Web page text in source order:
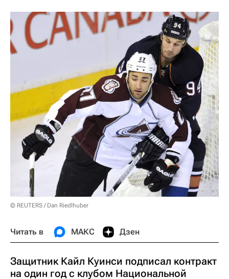
© REUTERS / Dan Riedlhuber
Читать в МАКС Дзен
Защитник Кайл Куинси подписал контракт
на один год с клубом Национальной